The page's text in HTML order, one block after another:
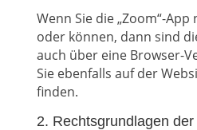
Wenn Sie die „Zoom“-
oder können, dann sind
auch über eine Browser-
Sie ebenfalls auf der
finden.
2. Rechtsgrundlagen